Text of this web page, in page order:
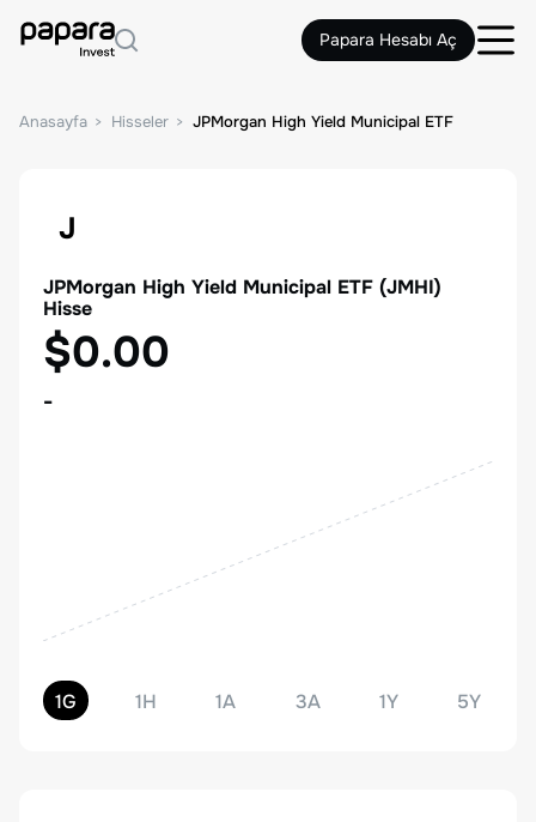
Papara Hesabı Aç
Anasayfa Hisseler JPMorgan High Yield Municipal ETF
J
JPMorgan High Yield Municipal ETF (JMHI)
Hisse
$0.00
-
1G 1H 1A 3A 1Y 5Y